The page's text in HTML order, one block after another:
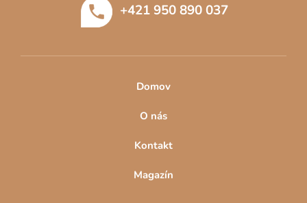
+421 950 890 037
Domov
O nás
Kontakt
Magazín